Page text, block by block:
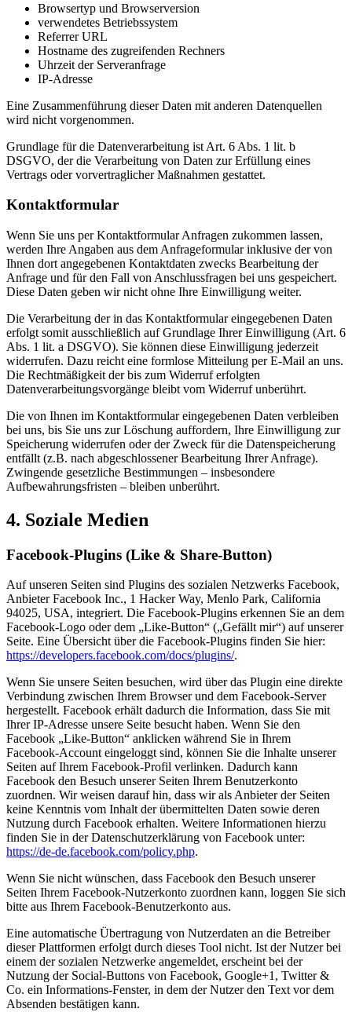
Browsertyp und Browserversion
verwendetes Betriebssystem
Referrer URL
Hostname des zugreifenden Rechners
Uhrzeit der Serveranfrage
IP-Adresse
Eine Zusammenführung dieser Daten mit anderen Datenquellen
wird nicht vorgenommen.
Grundlage für die Datenverarbeitung ist Art. 6 Abs. 1 lit. b
DSGVO, der die Verarbeitung von Daten zur Erfüllung eines
Vertrags oder vorvertraglicher Maßnahmen gestattet.
Kontaktformular
Wenn Sie uns per Kontaktformular Anfragen zukommen lassen,
werden Ihre Angaben aus dem Anfrageformular inklusive der von
Ihnen dort angegebenen Kontaktdaten zwecks Bearbeitung der
Anfrage und für den Fall von Anschlussfragen bei uns gespeichert.
Diese Daten geben wir nicht ohne Ihre Einwilligung weiter.
Die Verarbeitung der in das Kontaktformular eingegebenen Daten
erfolgt somit ausschließlich auf Grundlage Ihrer Einwilligung (Art. 6
Abs. 1 lit. a DSGVO). Sie können diese Einwilligung jederzeit
widerrufen. Dazu reicht eine formlose Mitteilung per E-Mail an uns.
Die Rechtmäßigkeit der bis zum Widerruf erfolgten
Datenverarbeitungsvorgänge bleibt vom Widerruf unberührt.
Die von Ihnen im Kontaktformular eingegebenen Daten verbleiben
bei uns, bis Sie uns zur Löschung auffordern, Ihre Einwilligung zur
Speicherung widerrufen oder der Zweck für die Datenspeicherung
entfällt (z.B. nach abgeschlossener Bearbeitung Ihrer Anfrage).
Zwingende gesetzliche Bestimmungen – insbesondere
Aufbewahrungsfristen – bleiben unberührt.
4. Soziale Medien
Facebook-Plugins (Like & Share-Button)
Auf unseren Seiten sind Plugins des sozialen Netzwerks Facebook,
Anbieter Facebook Inc., 1 Hacker Way, Menlo Park, California
94025, USA, integriert. Die Facebook-Plugins erkennen Sie an dem
Facebook-Logo oder dem „Like-Button“ („Gefällt mir“) auf unserer
Seite. Eine Übersicht über die Facebook-Plugins finden Sie hier:
https://developers.facebook.com/docs/plugins/.
Wenn Sie unsere Seiten besuchen, wird über das Plugin eine direkte
Verbindung zwischen Ihrem Browser und dem Facebook-Server
hergestellt. Facebook erhält dadurch die Information, dass Sie mit
Ihrer IP-Adresse unsere Seite besucht haben. Wenn Sie den
Facebook „Like-Button“ anklicken während Sie in Ihrem
Facebook-Account eingeloggt sind, können Sie die Inhalte unserer
Seiten auf Ihrem Facebook-Profil verlinken. Dadurch kann
Facebook den Besuch unserer Seiten Ihrem Benutzerkonto
zuordnen. Wir weisen darauf hin, dass wir als Anbieter der Seiten
keine Kenntnis vom Inhalt der übermittelten Daten sowie deren
Nutzung durch Facebook erhalten. Weitere Informationen hierzu
finden Sie in der Datenschutzerklärung von Facebook unter:
https://de-de.facebook.com/policy.php.
Wenn Sie nicht wünschen, dass Facebook den Besuch unserer
Seiten Ihrem Facebook-Nutzerkonto zuordnen kann, loggen Sie sich
bitte aus Ihrem Facebook-Benutzerkonto aus.
Eine automatische Übertragung von Nutzerdaten an die Betreiber
dieser Plattformen erfolgt durch dieses Tool nicht. Ist der Nutzer bei
einem der sozialen Netzwerke angemeldet, erscheint bei der
Nutzung der Social-Buttons von Facebook, Google+1, Twitter &
Co. ein Informations-Fenster, in dem der Nutzer den Text vor dem
Absenden bestätigen kann.